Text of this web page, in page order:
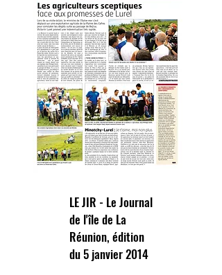
LE JIR - Le Journal
de l'île de La
Réunion, édition
du 5 janvier 2014